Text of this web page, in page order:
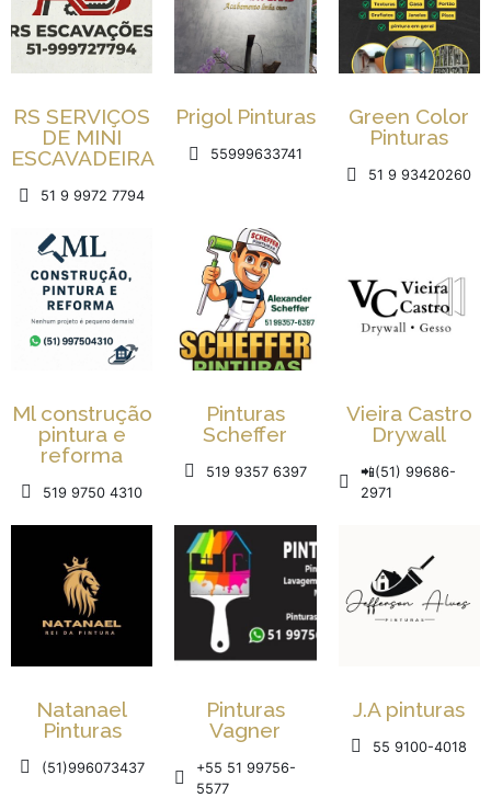
RS SERVIÇOS
DE MINI
ESCAVADEIRA
51 9 9972 7794
Prigol Pinturas
55999633741
Green Color
Pinturas
51 9 93420260
Ml construção
pintura e
reforma
519 9750 4310
Pinturas
Scheffer
519 9357 6397
Vieira Castro
Drywall
📲(51) 99686-
2971
Natanael
Pinturas
(51)996073437
Pinturas
Vagner
+55 51 99756-
5577
J.A pinturas
55 9100-4018